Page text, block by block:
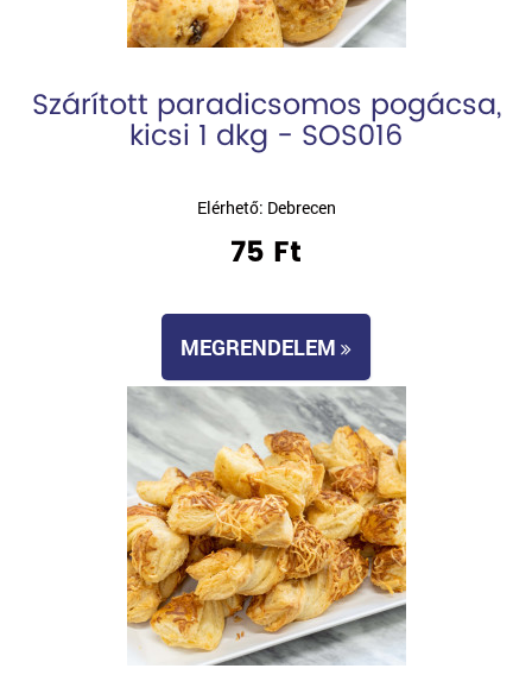
Szárított paradicsomos pogácsa,
kicsi 1 dkg - SOS016
Elérhető: Debrecen
75 Ft
MEGRENDELEM